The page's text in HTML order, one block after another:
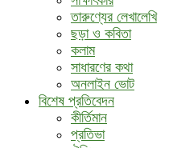
তারুণ্যের লেখালেখি
ছড়া ও কবিতা
কলাম
সাধারণের কথা
অনলাইন ভোট
বিশেষ প্রতিবেদন
কীর্তিমান
প্রতিভা